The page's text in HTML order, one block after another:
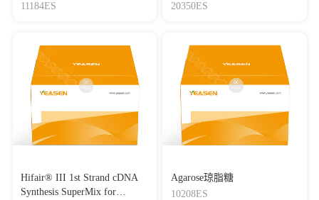
Master Mix
11184ES
(8-180 kDa) 三色预染蛋白质
20350ES
Hifair® III 1st Strand cDNA
Synthesis SuperMix for
Agarose琼脂糖
10208ES